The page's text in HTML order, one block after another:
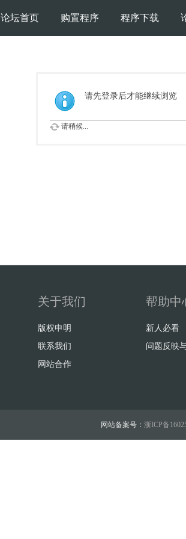
论坛首页 购置程序 程序下载
请先登录后才能继续浏览
请稍候...
关于我们
版权申明
联系我们
网站合作
帮助中
新人必看
问题反映
网站备案号： 浙ICP备